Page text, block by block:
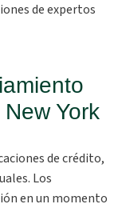
de expertos
York
de crédito,
Los
en un momento